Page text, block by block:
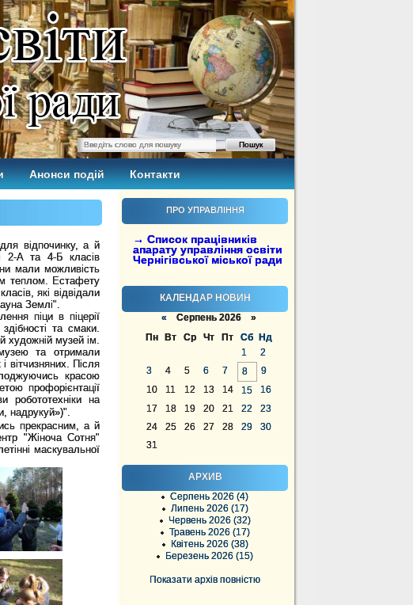
Анонси подій Контакти
ПРО УПРАВЛІННЯ
→ Список працівників
апарату управління освіти
Чернігівської міської ради
КАЛЕНДАР НОВИН
« Серпень 2026 »
Пн
Вт Ср Чт Пт Сб
Нд
1
2
3
4 5 6 7 8
9
10
11 12 13 14 15
16
17
18 19 20 21 22
23
24
25 26 27 28 29
30
31
АРХИВ
Серпень 2026 (4)
Липень 2026 (17)
Червень 2026 (32)
Травень 2026 (17)
Квітень 2026 (38)
Березень 2026 (15)
Показати архів повністю
відпочинку, а й
2-А та 4-Б класів
мали можливість
теплом. Естафету
які відвідали
Землі".
піци в піцерії
та смаки.
художній музей ім.
музею та отримали
вітчизняних. Після
красою
профорієнтації
робототехніки на
надрукуй»)".
прекрасним, а й
"Жіноча Сотня"
маскувальної